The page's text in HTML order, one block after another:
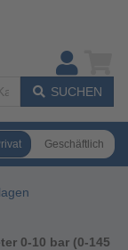
SUCHEN
Geschäftlich
0-10 bar (0-145